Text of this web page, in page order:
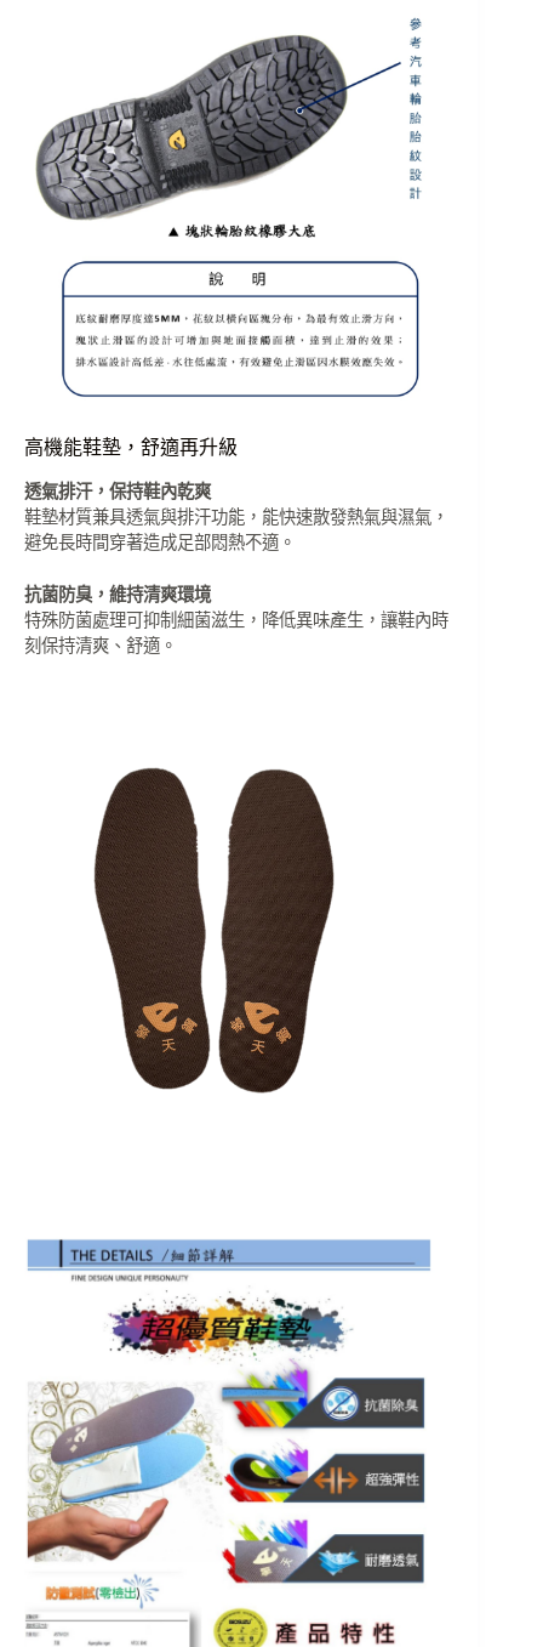
高機能鞋墊，舒適再升級
透氣排汗，保持鞋內乾爽
鞋墊材質兼具透氣與排汗功能，能快速散發熱氣與濕氣，
避免長時間穿著造成足部悶熱不適。
抗菌防臭，維持清爽環境
特殊防菌處理可抑制細菌滋生，降低異味產生，讓鞋內時
刻保持清爽、舒適。